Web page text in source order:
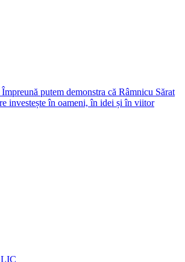
putem demonstra că Râmnicu Sărat
investește în oameni, în idei și în viitor